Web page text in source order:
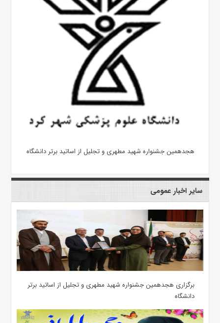
هجدهمین جشنواره شهید مطهری و تجلیل از اساتید برتر دانشگاه
سایر اخبار عمومی
برگزاری هجدهمین جشنواره شهید مطهری و تجلیل از اساتید برتر
دانشگاه